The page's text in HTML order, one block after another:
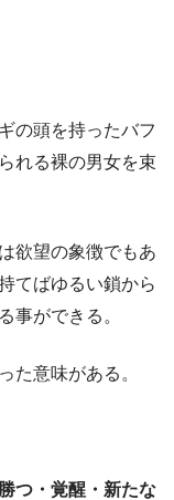
の頭を持ったバフ
れる裸の男女を束
欲望の象徴でもあ
てばゆるい鎖から
事ができる。
た意味がある。
つ・覚醒・新たな